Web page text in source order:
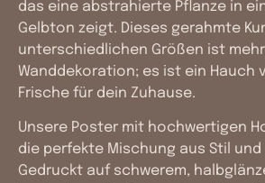
das eine abstrahierte Pflanze in
Gelbton zeigt. Dieses gerahmte
unterschiedlichen Größen ist
Wanddekoration; es ist ein Hauch
Frische für dein Zuhause.
Unsere Poster mit hochwertigen
die perfekte Mischung aus Stil
Gedruckt auf schwerem,